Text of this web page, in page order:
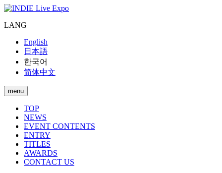
LANG
English
日本語
한국어
简体中文
menu
TOP
NEWS
EVENT CONTENTS
ENTRY
TITLES
AWARDS
CONTACT US